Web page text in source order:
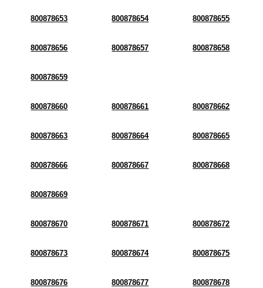
800878653 800878654 800878655
800878656 800878657 800878658
800878659
800878660 800878661 800878662
800878663 800878664 800878665
800878666 800878667 800878668
800878669
800878670 800878671 800878672
800878673 800878674 800878675
800878676 800878677 800878678